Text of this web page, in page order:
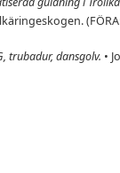
trubadur, dansgolv. •